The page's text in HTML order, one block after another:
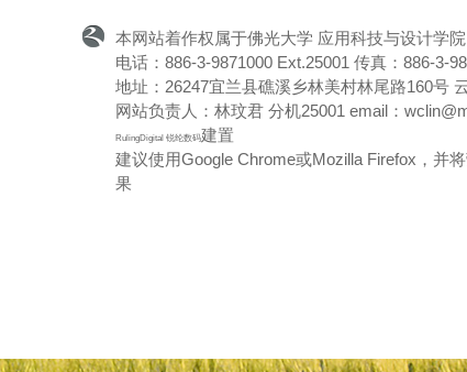
本网站着作权属于佛光大学 应用科技与设计学
电话：886-3-9871000 Ext.25001 传真：886-3-
地址：26247宜兰县礁溪乡林美村林尾路160号
网站负责人：林玟君 分机25001 email：
RulingDigital 锐纶数码建置
建议使用Google Chrome或Mozilla Firefox，并
果